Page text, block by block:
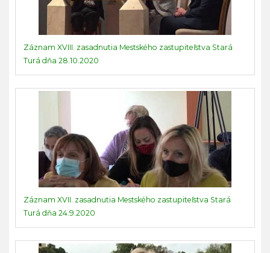
Záznam XVIII. zasadnutia Mestského zastupiteľstva Stará
Turá dňa 28.10.2020
Záznam XVII. zasadnutia Mestského zastupiteľstva Stará
Turá dňa 24.9.2020